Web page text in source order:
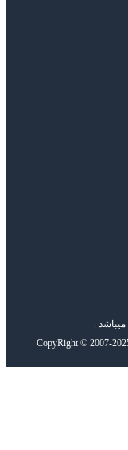
میباشد .